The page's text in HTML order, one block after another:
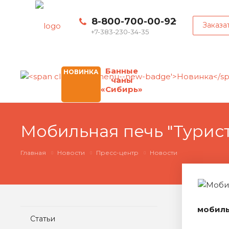
8-800-700-00-92
+7-383-230-34-35
НОВИНКА
Банные
чаны
«Сибирь»
Мобильная печь
Главная Новости Пресс-центр Новости
Статьи